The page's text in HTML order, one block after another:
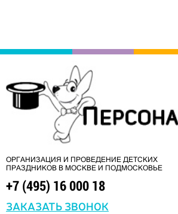
ОРГАНИЗАЦИЯ И ПРОВЕДЕНИЕ ДЕТСКИХ
ПРАЗДНИКОВ В МОСКВЕ И ПОДМОСКОВЬЕ
+7 (495) 16 000 18
ЗАКАЗАТЬ ЗВОНОК